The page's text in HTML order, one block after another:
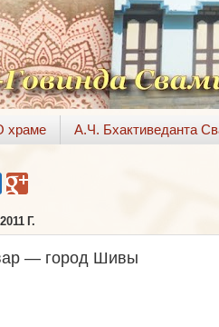
храме А.Ч. Бхактиведанта
Г.
— город Шивы